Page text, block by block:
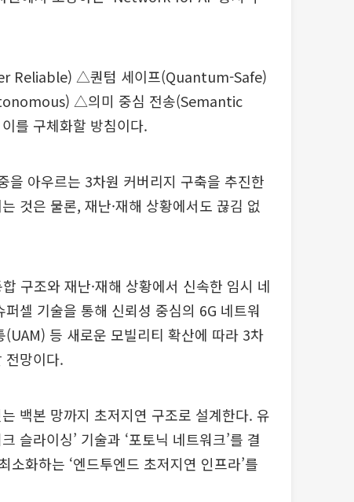
Reliable) △퀀텀 세이프(Quantum-Safe)
△의미 중심 전송(Semantic
를 구체화할 방침이다.
을 아우르는 3차원 커버리지 구축을 추진한
것은 물론, 재난·재해 상황에서도 끊김 없
구조와 재난·재해 상황에서 신속한 임시 네
셀 기술을 통해 신뢰성 중심의 6G 네트워
등 새로운 모빌리티 확산에 따라 3차
전망이다.
백본 망까지 초저지연 구조로 설계한다. 유
슬라이싱’ 기술과 ‘포토닉 네트워크’를 결
화하는 ‘엔드투엔드 초저지연 인프라’를